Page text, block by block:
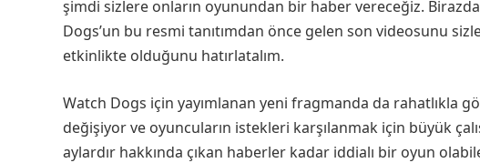
şimdi sizlere onların oyunundan bir haber vereceğiz.
Dogs’un bu resmi tanıtımdan önce gelen son videosunu
etkinlikte olduğunu hatırlatalım.
Watch Dogs için yayımlanan yeni fragmanda da rahatlıkla
değişiyor ve oyuncuların istekleri karşılanmak için büyük
aylardır hakkında çıkan haberler kadar iddialı bir oyun